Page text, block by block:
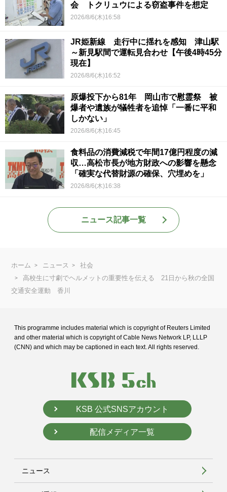
会 トクリュウによる窃盗事件を想定
2026/8/6(木)16:58
JR姫新線 走行中に揺れを感知 津山駅
～新見駅間で運転見合わせ【午後4時45分
現在】
2026/8/6(木)16:52
原爆投下から81年 岡山市で慰霊祭 被
爆者や遺族が犠牲者を追悼「一番に平和
しかない」
2026/8/6(木)16:45
食料品の消費減税で年間17億円程度の減
収…高松市長が地方財政への影響を懸念
「確実な代替財源の確保、穴埋めを」
2026/8/6(木)16:38
ニュース記事一覧
ホーム ニュース
社会
高校生に寸劇でヘルメットの重要性を伝える 21日から秋の全国
交通安全運動 香川
This programme includes material which is copyright of Reuters Limited
and other material which is copyright of Cable News Network LP, LLLP
(CNN) and which may be captioned in each text. All rights reserved.
KSB 公式SNSアカウント
配信メディア一覧
ニュース